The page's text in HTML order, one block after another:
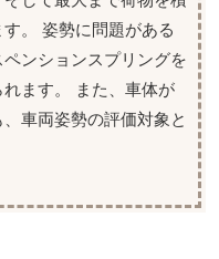
。 姿勢に問題がある
ンションスプリングを
ます。 また、車体が
車両姿勢の評価対象と